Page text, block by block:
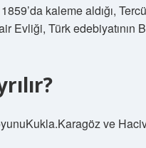
kaleme aldığı,
Evliği, Türk edebiyatının
ve